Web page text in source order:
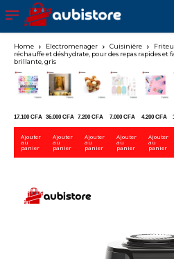
Home Electromenager Cuisinière
réchauffe et déshydrate, pour des repas rapides et
brillante, gris
17.100 CFA
Ajouter
au
panier
36.000 CFA
Ajouter
au
panier
7.200 CFA
Ajouter
au
panier
7.000 CFA
Ajouter
au
panier
4.200 CFA
Ajouter
au
panier